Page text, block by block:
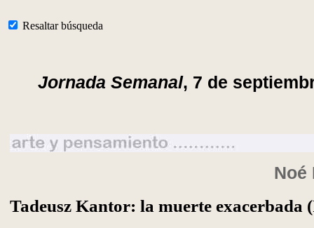
Resaltar búsqueda
Jornada Semanal, 7 de
Noé
Tadeusz Kantor: la muerte exacerbada